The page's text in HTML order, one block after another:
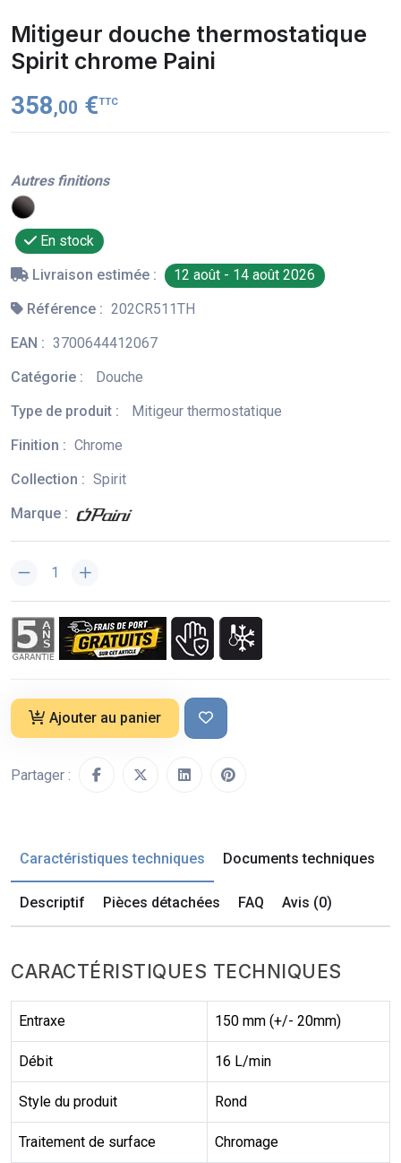
Mitigeur douche thermostatique
Spirit chrome Paini
358,00 €TTC
Autres finitions
En stock
Livraison estimée :
12 août - 14 août 2026
Référence : 202CR511TH
EAN : 3700644412067
Catégorie :
Douche
Type de produit :
Mitigeur thermostatique
Finition : Chrome
Collection : Spirit
Marque :
Ajouter au panier
Partager :
Caractéristiques techniques Documents techniques
Descriptif Pièces détachées FAQ Avis (0)
CARACTÉRISTIQUES TECHNIQUES
Entraxe 150 mm (+/- 20mm)
Débit 16 L/min
Style du produit Rond
Traitement de surface Chromage